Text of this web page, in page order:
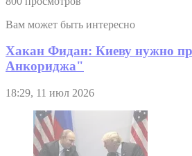
Вам может быть интересно
Хакан Фидан: Киеву нужно
Анкориджа"
18:29, 11 июл 2026